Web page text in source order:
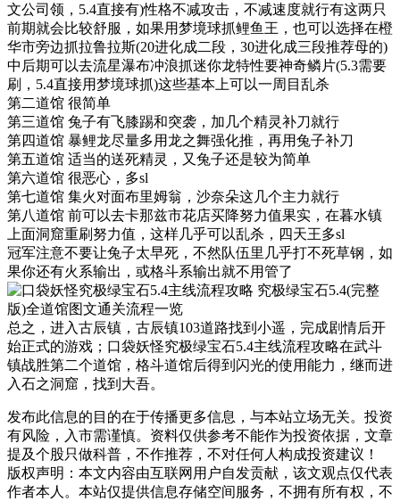
文公司领，5.4直接有)性格不减攻击，不减速度就行有这两只
前期就会比较舒服，如果用梦境球抓鲤鱼王，也可以选择在橙
华市旁边抓拉鲁拉斯(20进化成二段，30进化成三段推荐母的)
中后期可以去流星瀑布冲浪抓迷你龙特性要神奇鳞片(5.3需要
刷，5.4直接用梦境球抓)这些基本上可以一周目乱杀
第二道馆 很简单
第三道馆 兔子有飞膝踢和突袭，加几个精灵补刀就行
第四道馆 暴鲤龙尽量多用龙之舞强化推，再用兔子补刀
第五道馆 适当的送死精灵，又兔子还是较为简单
第六道馆 很恶心，多sl
第七道馆 集火对面布里姆翁，沙奈朵这几个主力就行
第八道馆 前可以去卡那兹市花店买降努力值果实，在暮水镇
上面洞窟重刷努力值，这样几乎可以乱杀，四天王多sl
冠军注意不要让兔子太早死，不然队伍里几乎打不死草钢，如
果你还有火系输出，或格斗系输出就不用管了
总之，进入古辰镇，古辰镇103道路找到小遥，完成剧情后开
始正式的游戏；口袋妖怪究极绿宝石5.4主线流程攻略在武斗
镇战胜第二个道馆，格斗道馆后得到闪光的使用能力，继而进
入石之洞窟，找到大吾。
发布此信息的目的在于传播更多信息，与本站立场无关。投资
有风险，入市需谨慎。资料仅供参考不能作为投资依据，文章
提及个股只做科普，不作推荐，不对任何人构成投资建议！
版权声明：本文内容由互联网用户自发贡献，该文观点仅代表
作者本人。本站仅提供信息存储空间服务，不拥有所有权，不